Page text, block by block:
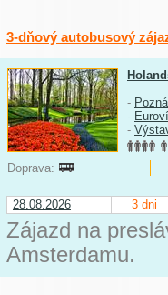
3-dňový autobusový
-
-
-
Doprava:
28.08.2026 3 dni
Zájazd na
Amsterdamu.